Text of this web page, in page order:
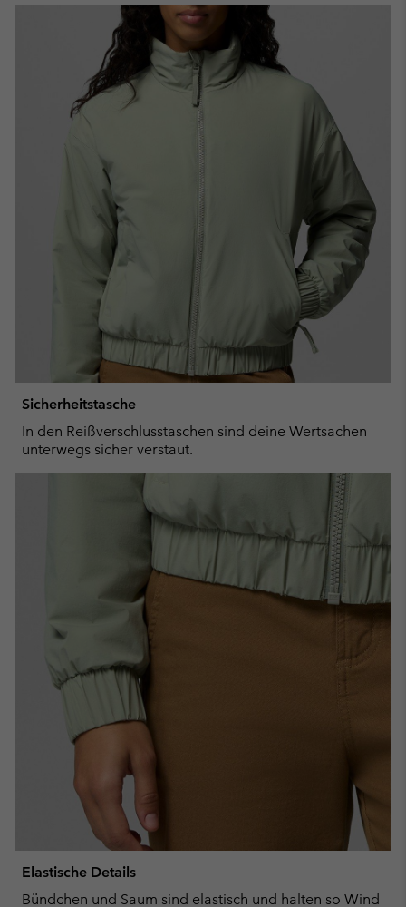
Sicherheitstasche
In den Reißverschlusstaschen sind deine Wertsachen
unterwegs sicher verstaut.
Elastische Details
Bündchen und Saum sind elastisch und halten so Wind